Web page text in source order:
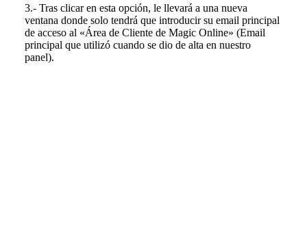
3.- Tras clicar en esta opción, le llevará a una nueva
ventana donde solo tendrá que introducir su email principal
de acceso al «Área de Cliente de Magic Online» (Email
principal que utilizó cuando se dio de alta en nuestro
panel).